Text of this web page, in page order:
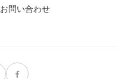
お問い合わせ